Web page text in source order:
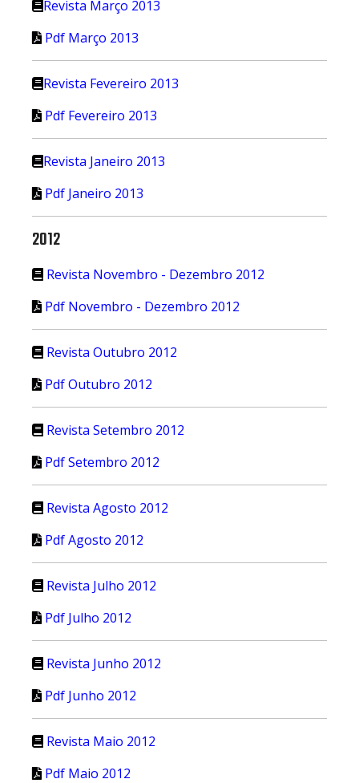
Revista Março 2013
Pdf Março 2013
Revista Fevereiro 2013
Pdf Fevereiro 2013
Revista Janeiro 2013
Pdf Janeiro 2013
2012
Revista Novembro - Dezembro 2012
Pdf Novembro - Dezembro 2012
Revista Outubro 2012
Pdf Outubro 2012
Revista Setembro 2012
Pdf Setembro 2012
Revista Agosto 2012
Pdf Agosto 2012
Revista Julho 2012
Pdf Julho 2012
Revista Junho 2012
Pdf Junho 2012
Revista Maio 2012
Pdf Maio 2012